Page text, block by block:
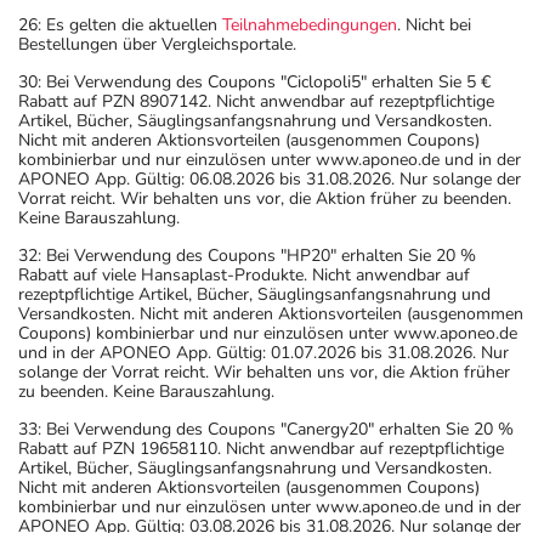
26: Es gelten die aktuellen Teilnahmebedingungen. Nicht bei
Bestellungen über Vergleichsportale.
30: Bei Verwendung des Coupons "Ciclopoli5" erhalten Sie 5 €
Rabatt auf PZN 8907142. Nicht anwendbar auf rezeptpflichtige
Artikel, Bücher, Säuglingsanfangsnahrung und Versandkosten.
Nicht mit anderen Aktionsvorteilen (ausgenommen Coupons)
kombinierbar und nur einzulösen unter www.aponeo.de und in der
APONEO App. Gültig: 06.08.2026 bis 31.08.2026. Nur solange der
Vorrat reicht. Wir behalten uns vor, die Aktion früher zu beenden.
Keine Barauszahlung.
32: Bei Verwendung des Coupons "HP20" erhalten Sie 20 %
Rabatt auf viele Hansaplast-Produkte. Nicht anwendbar auf
rezeptpflichtige Artikel, Bücher, Säuglingsanfangsnahrung und
Versandkosten. Nicht mit anderen Aktionsvorteilen (ausgenommen
Coupons) kombinierbar und nur einzulösen unter www.aponeo.de
und in der APONEO App. Gültig: 01.07.2026 bis 31.08.2026. Nur
solange der Vorrat reicht. Wir behalten uns vor, die Aktion früher
zu beenden. Keine Barauszahlung.
33: Bei Verwendung des Coupons "Canergy20" erhalten Sie 20 %
Rabatt auf PZN 19658110. Nicht anwendbar auf rezeptpflichtige
Artikel, Bücher, Säuglingsanfangsnahrung und Versandkosten.
Nicht mit anderen Aktionsvorteilen (ausgenommen Coupons)
kombinierbar und nur einzulösen unter www.aponeo.de und in der
APONEO App. Gültig: 03.08.2026 bis 31.08.2026. Nur solange der